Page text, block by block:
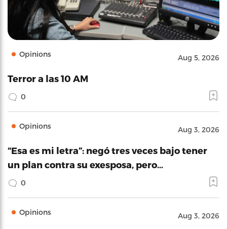
Opinions Aug 5, 2026
Terror a las 10 AM
0
Opinions Aug 3, 2026
“Esa es mi letra”: negó tres veces bajo tener
un plan contra su exesposa, pero…
0
Opinions Aug 3, 2026